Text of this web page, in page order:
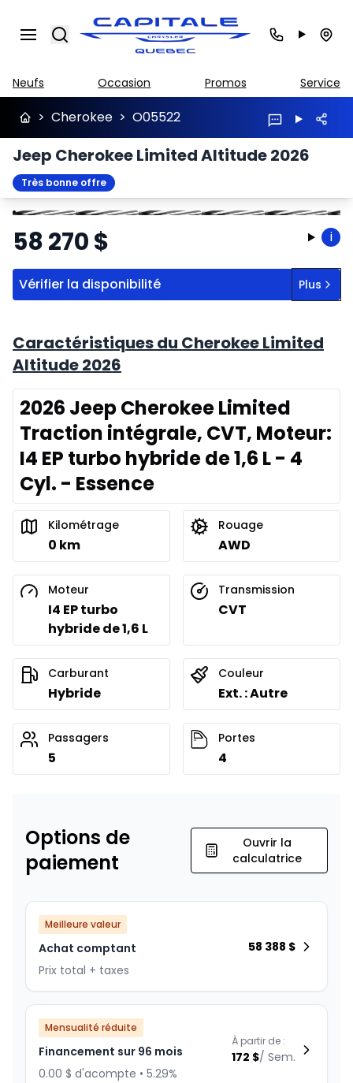
Search
Neufs Occasion Promos Service
> Cherokee > O05522
Jeep Cherokee Limited Altitude 2026
Très bonne offre
ArrêterPrécédent
Suivant
58 270$ i
Vérifier la disponibilité Plus
Caractéristiques du Cherokee Limited
Altitude 2026
2026 Jeep Cherokee Limited
Traction intégrale, CVT, Moteur:
I4 EP turbo hybride de 1,6 L - 4
Cyl. - Essence
Kilométrage
0 km
Rouage
AWD
Moteur
I4 EP turbo
hybride de 1,6 L
Transmission
CVT
Carburant
Hybride
Couleur
Ext. : Autre
Passagers
5
Portes
4
Options de
paiement
Ouvrir la
calculatrice
Meilleure valeur
Achat comptant
Prix total + taxes
58 388 $
Mensualité réduite
Financement sur 96 mois
0.00 $ d'acompte • 5.29%
À partir de :
172 $/ Sem.